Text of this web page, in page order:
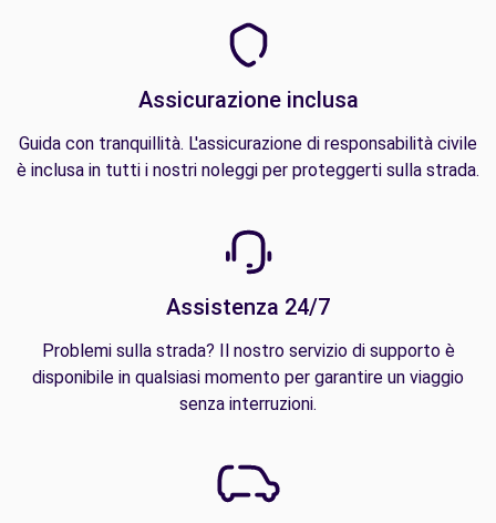
Assicurazione inclusa
Guida con tranquillità. L'assicurazione di responsabilità civile
è inclusa in tutti i nostri noleggi per proteggerti sulla strada.
Assistenza 24/7
Problemi sulla strada? Il nostro servizio di supporto è
disponibile in qualsiasi momento per garantire un viaggio
senza interruzioni.